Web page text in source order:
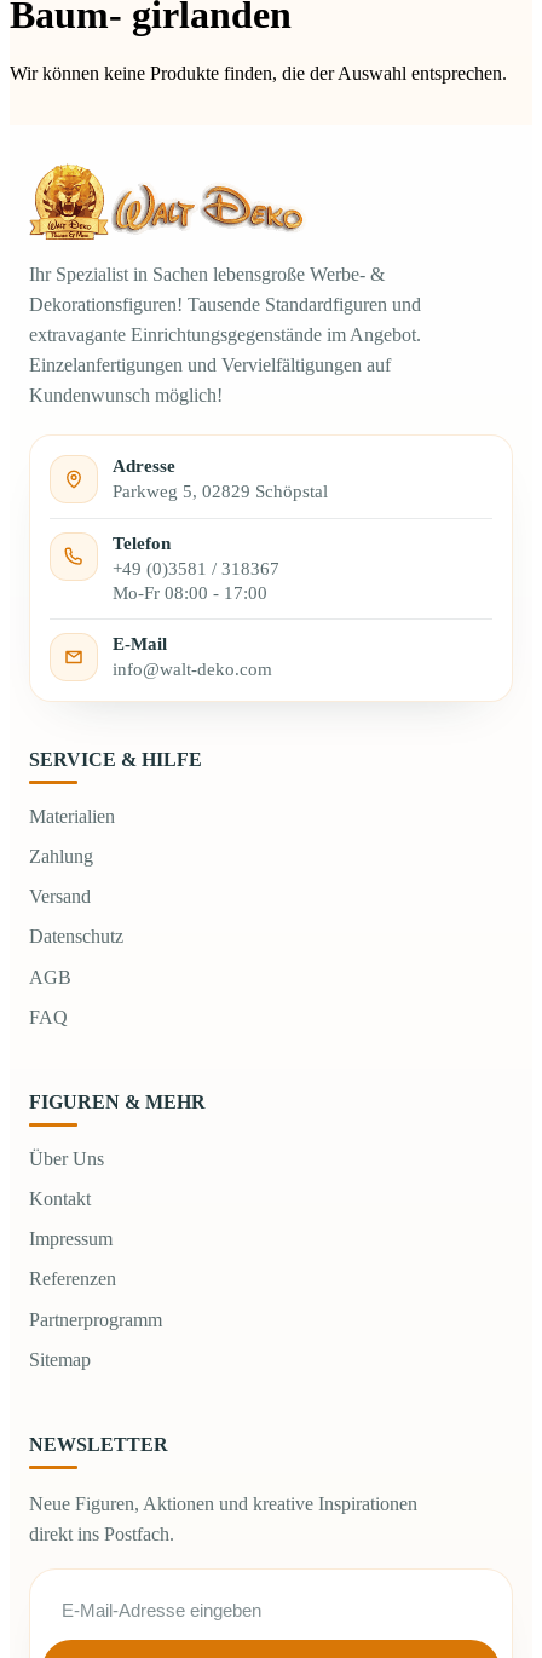
Baum- girlanden
Wir können keine Produkte finden, die der Auswahl entsprechen.
Ihr Spezialist in Sachen lebensgroße Werbe- &
Dekorationsfiguren! Tausende Standardfiguren und
extravagante Einrichtungsgegenstände im Angebot.
Einzelanfertigungen und Vervielfältigungen auf
Kundenwunsch möglich!
Adresse
Parkweg 5, 02829 Schöpstal
Telefon
+49 (0)3581 / 318367
Mo-Fr 08:00 - 17:00
E-Mail
info@walt-deko.com
SERVICE & HILFE
Materialien
Zahlung
Versand
Datenschutz
AGB
FAQ
FIGUREN & MEHR
Über Uns
Kontakt
Impressum
Referenzen
Partnerprogramm
Sitemap
NEWSLETTER
Neue Figuren, Aktionen und kreative Inspirationen
direkt ins Postfach.